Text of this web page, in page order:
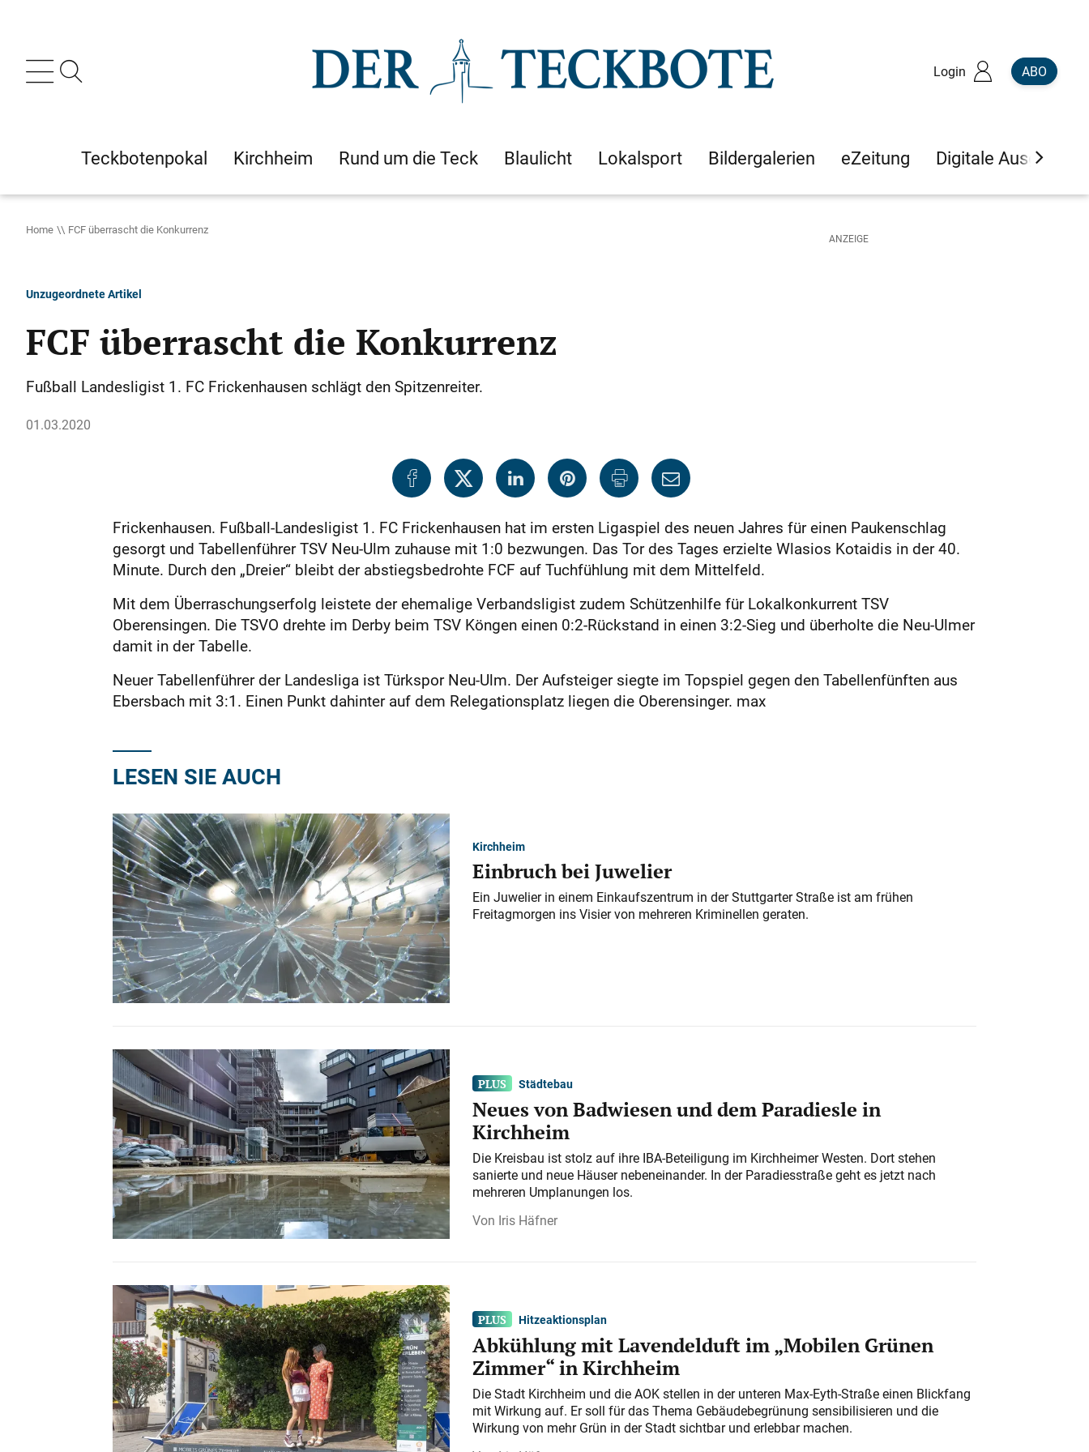
Login ABO
Teckbotenpokal Kirchheim Rund um die Teck Blaulicht Lokalsport Bildergalerien eZeitung Digitale Ausgaben
Home FCF überrascht die Konkurrenz
Unzugeordnete Artikel
FCF überrascht die Konkurrenz
Fußball Landesligist 1. FC Frickenhausen schlägt den Spitzenreiter.
01.03.2020
Frickenhausen. Fußball-Landesligist 1. FC Frickenhausen hat im ersten Ligaspiel des neuen Jahres für einen Paukenschlag
gesorgt und Tabellenführer TSV Neu-Ulm zuhause mit 1:0 bezwungen. Das Tor des Tages erzielte Wlasios Kotaidis in der 40.
Minute. Durch den „Dreier“ bleibt der abstiegsbedrohte FCF auf Tuchfühlung mit dem Mittelfeld.
Mit dem Überraschungserfolg leistete der ehemalige Verbandsligist zudem Schützenhilfe für Lokalkonkurrent TSV
Oberensingen. Die TSVO drehte im Derby beim TSV Köngen einen 0:2-Rückstand in einen 3:2-Sieg und überholte die Neu-Ulmer
damit in der Tabelle.
Neuer Tabellenführer der Landesliga ist Türkspor Neu-Ulm. Der Aufsteiger siegte im Topspiel gegen den Tabellenfünften aus
Ebersbach mit 3:1. Einen Punkt dahinter auf dem Relegationsplatz liegen die Oberensinger. max
LESEN SIE AUCH
Kirchheim
Einbruch bei Juwelier
Ein Juwelier in einem Einkaufszentrum in der Stuttgarter Straße ist am frühen
Freitagmorgen ins Visier von mehreren Kriminellen geraten.
Städtebau
Neues von Badwiesen und dem Paradiesle in
Kirchheim
Die Kreisbau ist stolz auf ihre IBA-Beteiligung im Kirchheimer Westen. Dort stehen
sanierte und neue Häuser nebeneinander. In der Paradiesstraße geht es jetzt nach
mehreren Umplanungen los.
Iris Häfner
Hitzeaktionsplan
Abkühlung mit Lavendelduft im „Mobilen Grünen
Zimmer“ in Kirchheim
Die Stadt Kirchheim und die AOK stellen in der unteren Max-Eyth-Straße einen Blickfang
mit Wirkung auf. Er soll für das Thema Gebäudebegrünung sensibilisieren und die
Wirkung von mehr Grün in der Stadt sichtbar und erlebbar machen.